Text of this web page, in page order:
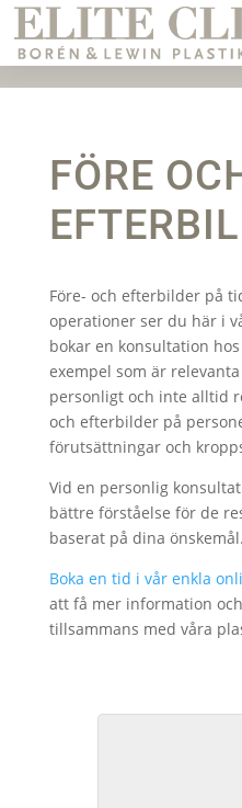
FÖRE
Före- och efterbilder på
operationer ser du här i
bokar en konsultation
exempel som är
personligt och inte alltid
och efterbilder på
förutsättningar och
Vid en personlig
bättre förståelse för de
baserat på dina önskemål.
Boka en tid i vår enkla
att få mer information
tillsammans med våra